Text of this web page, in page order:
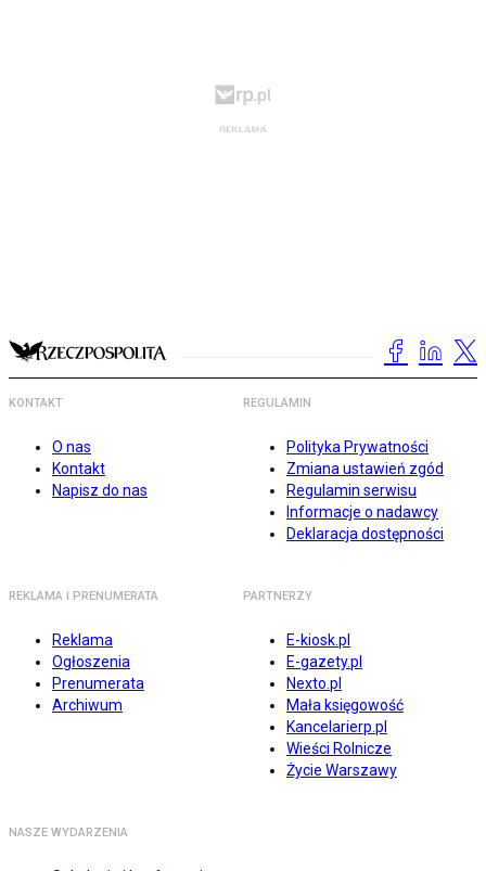
KONTAKT
O nas
Kontakt
Napisz do nas
REGULAMIN
Polityka Prywatności
Zmiana ustawień zgód
Regulamin serwisu
Informacje o nadawcy
Deklaracja dostępności
REKLAMA I PRENUMERATA
Reklama
Ogłoszenia
Prenumerata
Archiwum
PARTNERZY
E-kiosk.pl
E-gazety.pl
Nexto.pl
Mała księgowość
Kancelarierp.pl
Wieści Rolnicze
Życie Warszawy
NASZE WYDARZENIA